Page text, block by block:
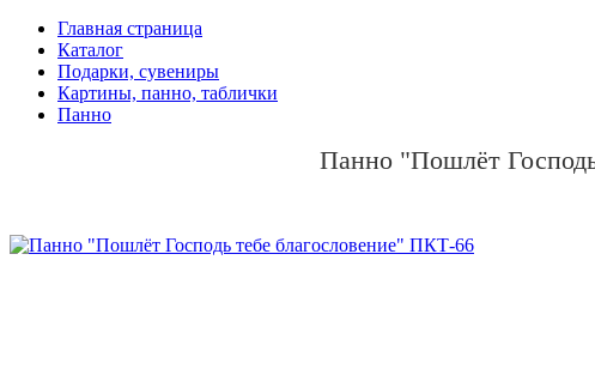
Главная страница
Каталог
Подарки, сувениры
Картины, панно, таблички
Панно
Панно "Пошлёт